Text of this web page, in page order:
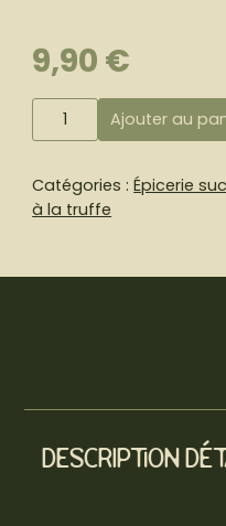
9,90 €
quantité
d'Acacia
à
Ajouter au
Catégories :Épicerie
à la truffe
Description